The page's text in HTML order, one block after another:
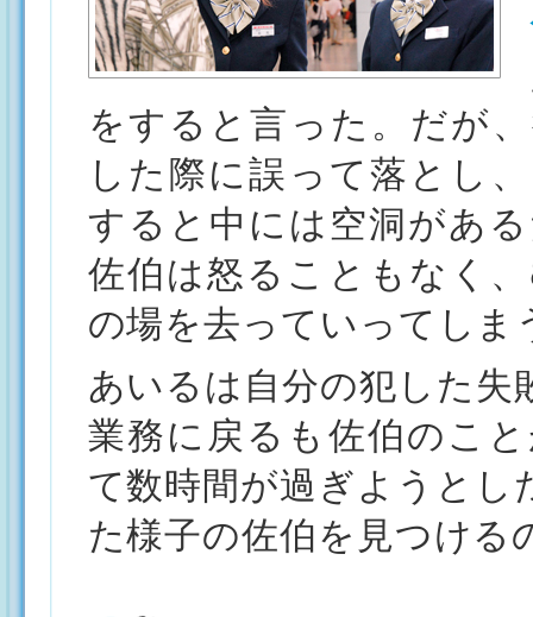
をすると言った。だが
した際に誤って落とし
すると中には空洞があ
佐伯は怒ることもなく
の場を去っていってしま
あいるは自分の犯した失
業務に戻るも佐伯のこ
て数時間が過ぎようとし
た様子の佐伯を見つける